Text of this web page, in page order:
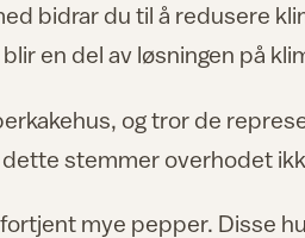
bidrar du til å redusere
en del av løsningen på
og tror de
stemmer overhodet
mye pepper. Disse